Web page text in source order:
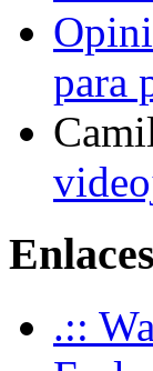
para
Enlaces
.::